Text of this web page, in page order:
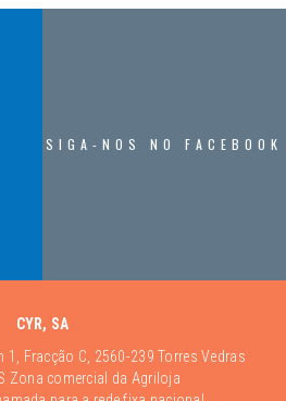
SIGA-NOS NO FACEBOOK
CYR, SA
1, Fracção C, 2560-239 Torres Vedras
Zona comercial da Agriloja